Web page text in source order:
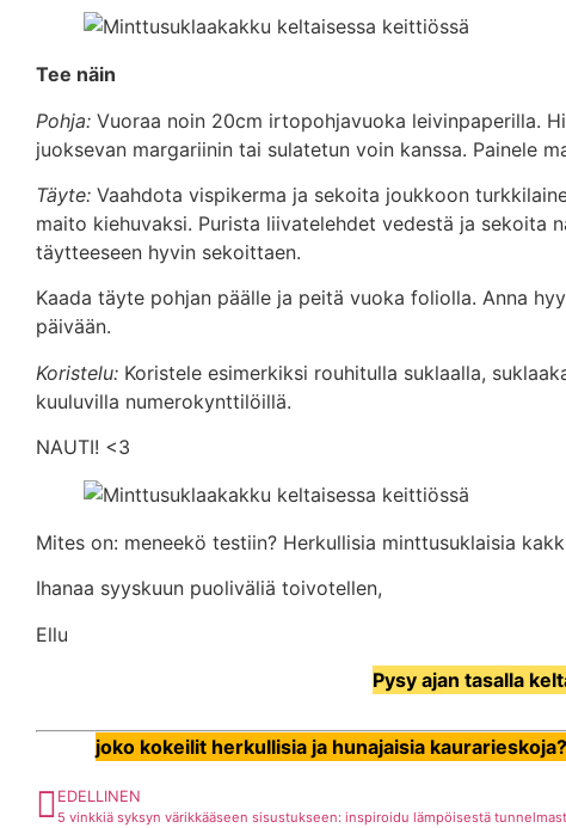
Tee näin
Pohja: Vuoraa noin 20cm irtopohjavuoka leivinpaperilla.
juoksevan margariinin tai sulatetun voin kanssa. Painele
Täyte: Vaahdota vispikerma ja sekoita joukkoon
maito kiehuvaksi. Purista liivatelehdet vedestä ja sekoita
täytteeseen hyvin sekoittaen.
Kaada täyte pohjan päälle ja peitä vuoka foliolla. Anna
päivään.
Koristelu: Koristele esimerkiksi rouhitulla suklaalla,
kuuluvilla numerokynttilöillä.
NAUTI! <3
Mites on: meneekö testiin? Herkullisia minttusuklaisia
Ihanaa syyskuun puoliväliä toivotellen,
Ellu
Pysy ajan tasalla
joko kokeilit herkullisia ja hunajaisia
EDELLINEN